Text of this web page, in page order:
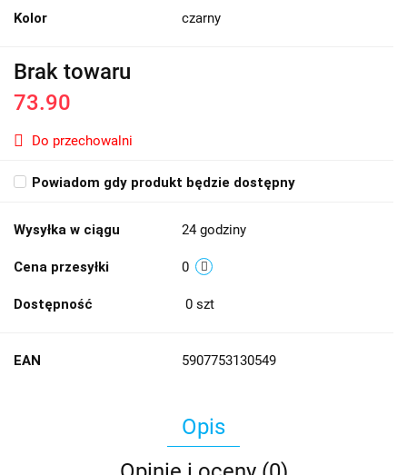
Kolor czarny
Brak towaru
73.90
Do przechowalni
Powiadom gdy produkt będzie dostępny
Wysyłka w ciągu 24 godziny
Cena przesyłki 0
Dostępność 0 szt
EAN 5907753130549
Opis